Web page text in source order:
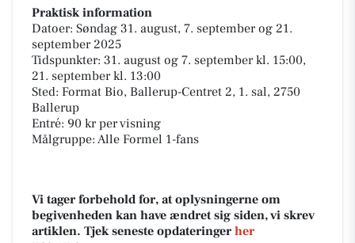
Praktisk information
Datoer: Søndag 31. august, 7. september og 21.
september 2025
Tidspunkter: 31. august og 7. september kl. 15:00,
21. september kl. 13:00
Sted: Format Bio, Ballerup-Centret 2, 1. sal, 2750
Ballerup
Entré: 90 kr per visning
Målgruppe: Alle Formel 1-fans
Vi tager forbehold for, at oplysningerne om
begivenheden kan have ændret sig siden, vi skrev
artiklen. Tjek seneste opdateringer her